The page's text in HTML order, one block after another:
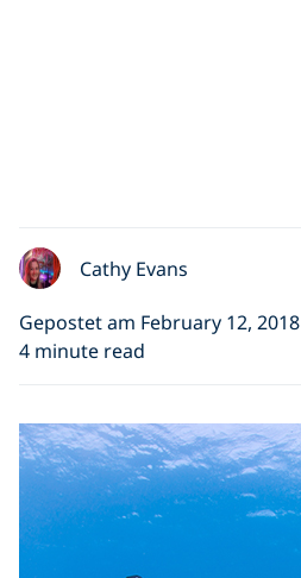
Cathy Evans
Gepostet am February 12, 2018
4 minute read